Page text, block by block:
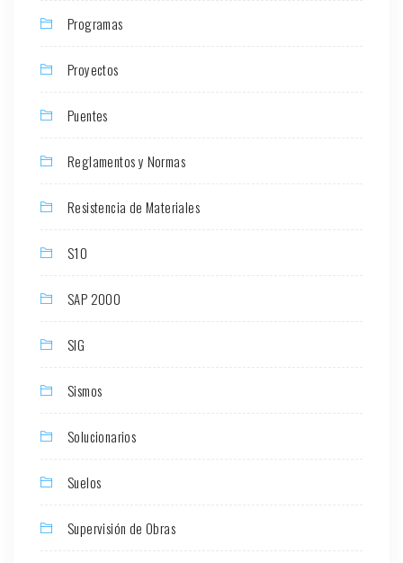
Programas
Proyectos
Puentes
Reglamentos y Normas
Resistencia de Materiales
S10
SAP 2000
SIG
Sismos
Solucionarios
Suelos
Supervisión de Obras